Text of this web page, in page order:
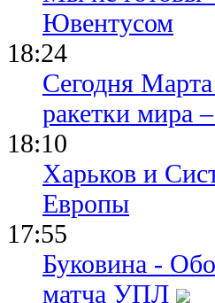
Ювентусом
18:24
Сегодня
ракетки мира
18:10
Харьков и
Европы
17:55
Буковина -
матча УПЛ